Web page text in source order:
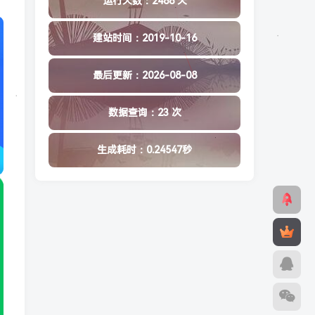
建站时间：2019-10-16
最后更新：2026-08-08
数据查询：23 次
生成耗时：0.24547秒